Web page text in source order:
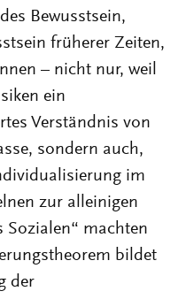
Bewusstsein,
früherer Zeiten,
– nicht nur, weil
ein
Verständnis von
sondern auch,
im
zur alleinigen
Sozialen“ machten
bildet
der